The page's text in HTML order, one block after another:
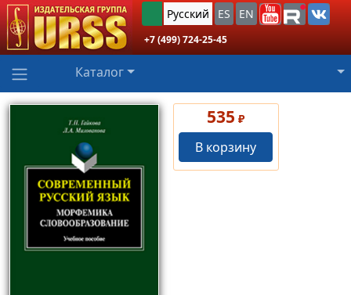
Русский ES EN
+7 (499) 724-25-45
Каталог
535 ₽
В корзину